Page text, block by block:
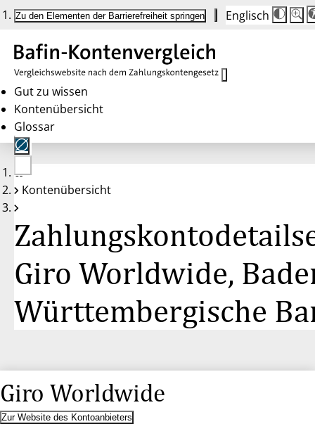
Zu den Elementen der Barrierefreiheit springen Englisch
Die
auf
100
100
Gut zu wissen
Kontenübersicht
Glossar
Keine
Konten
Kontenübersicht
Giro Worldwide,
Württembergische
Giro Worldwide
Zur Website des Kontoanbieters